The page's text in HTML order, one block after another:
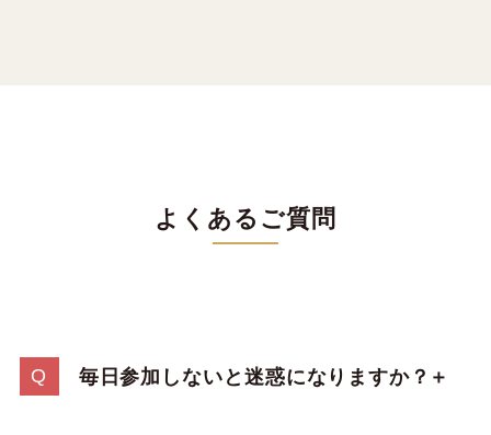
よくあるご質問
毎日参加しないと迷惑になりますか？